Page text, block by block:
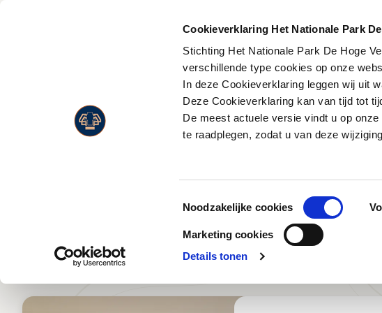
Cookieverklaring Het Nationale Park
Stichting Het Nationale Park De Hoge
verschillende type cookies op onze
In deze Cookieverklaring leggen wij uit
Deze Cookieverklaring kan van tijd tot
De meest actuele versie vindt u op
te raadplegen, zodat u van deze
Noodzakelijke cookies
Marketing cookies
Details tonen
BEZOEK
Route & adres
Activiteiten
Museonder
Jachthuis Sint Hubertus
Kröller-Müller Museum
Fietsen
Paardrijden
Zakelijk
Families
groepen
Flora
Fauna
Landschappen
Live Wildcam
De laatste